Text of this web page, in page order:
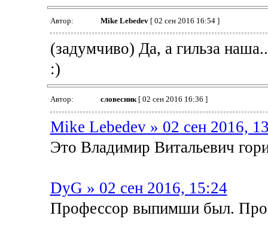
Автор: Mike Lebedev[ 02 сен 2016 16:54 ]
(задумчиво) Да, а гильза
:)
Автор: словесник[ 02 сен 2016 16:36 ]
Mike Lebedev » 02 сен 2016,
Это Владимир Витальевич
DyG » 02 сен 2016, 15:24
Профессор выпимши был.